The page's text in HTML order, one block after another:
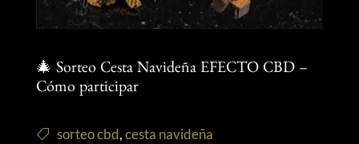
🎄 Sorteo Cesta Navideña EFECTO CBD –
Cómo participar
sorteo cbd,cesta navideña